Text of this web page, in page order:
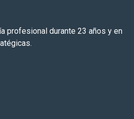
profesional durante 23 años y en